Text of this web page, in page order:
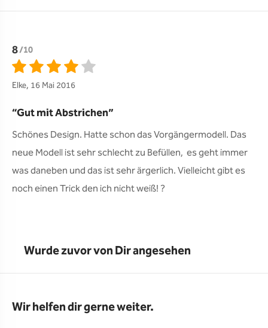
8/10
Elke, 16 Mai 2016
Gut mit Abstrichen
Schönes Design. Hatte schon das Vorgängermodell. Das
neue Modell ist sehr schlecht zu Befüllen,  es geht immer
was daneben und das ist sehr ärgerlich. Vielleicht gibt es
noch einen Trick den ich nicht weiß! ?
Wurde zuvor von Dir angesehen
Wir helfen dir gerne weiter.